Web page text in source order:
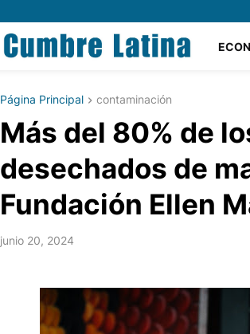
Página Principal contaminación
Más del 80% de
desechados de
Fundación Ellen
junio 20, 2024